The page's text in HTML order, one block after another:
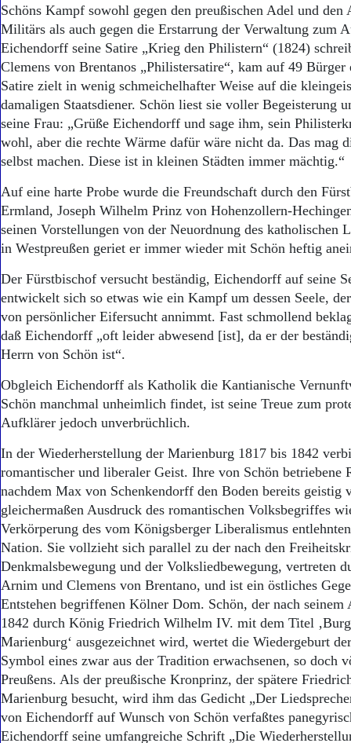
Schöns Kampf sowohl gegen den preußischen Adel und den
Militärs als auch gegen die Erstarrung der Verwaltung zum
Eichendorff seine Satire „Krieg den Philistern“ (1824)
Clemens von Brentanos „Philistersatire“, kam auf 49
Satire zielt in wenig schmeichelhafter Weise auf die
damaligen Staatsdiener. Schön liest sie voller Begeisterung
seine Frau: „Grüße Eichendorff und sage ihm, sein
wohl, aber die rechte Wärme dafür wäre nicht da. Das mag
selbst machen. Diese ist in kleinen Städten immer mächtig.“
Auf eine harte Probe wurde die Freundschaft durch den
Ermland, Joseph Wilhelm Prinz von Hohenzollern-
seinen Vorstellungen von der Neuordnung des katholischen
in Westpreußen geriet er immer wieder mit Schön heftig
Der Fürstbischof versucht beständig, Eichendorff auf seine
entwickelt sich so etwas wie ein Kampf um dessen Seele,
von persönlicher Eifersucht annimmt. Fast schmollend
daß Eichendorff „oft leider abwesend [ist], da er der
Herrn von Schön ist“.
Obgleich Eichendorff als Katholik die Kantianische
Schön manchmal unheimlich findet, ist seine Treue zum
Aufklärer jedoch unverbrüchlich.
In der Wiederherstellung der Marienburg 1817 bis 1842
romantischer und liberaler Geist. Ihre von Schön betriebene
nachdem Max von Schenkendorff den Boden bereits geistig
gleichermaßen Ausdruck des romantischen Volksbegriffes
Verkörperung des vom Königsberger Liberalismus
Nation. Sie vollzieht sich parallel zu der nach den
Denkmalsbewegung und der Volksliedbewegung, vertreten
Arnim und Clemens von Brentano, und ist ein östliches
Entstehen begriffenen Kölner Dom. Schön, der nach seinem
1842 durch König Friedrich Wilhelm IV. mit dem Titel
Marienburg‘ ausgezeichnet wird, wertet die Wiedergeburt
Symbol eines zwar aus der Tradition erwachsenen, so doch
Preußens. Als der preußische Kronprinz, der spätere
Marienburg besucht, wird ihm das Gedicht „Der
von Eichendorff auf Wunsch von Schön verfaßtes
Eichendorff seine umfangreiche Schrift „Die